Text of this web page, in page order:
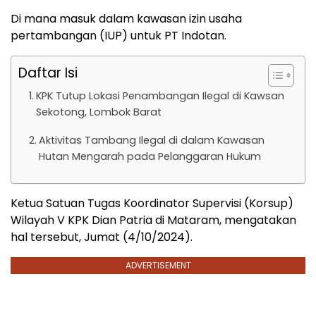
Di mana masuk dalam kawasan izin usaha
pertambangan (IUP) untuk PT Indotan.
Daftar Isi
KPK Tutup Lokasi Penambangan Ilegal di Kawsan
Sekotong, Lombok Barat
Aktivitas Tambang Ilegal di dalam Kawasan
Hutan Mengarah pada Pelanggaran Hukum
Ketua Satuan Tugas Koordinator Supervisi (Korsup)
Wilayah V KPK Dian Patria di Mataram, mengatakan
hal tersebut, Jumat (4/10/2024).
ADVERTISEMENT